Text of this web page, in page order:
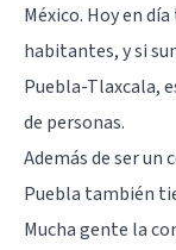
México. Hoy en
habitantes, y si
Puebla-Tlaxcala,
de personas.
Además de ser un
Puebla también
Mucha gente la